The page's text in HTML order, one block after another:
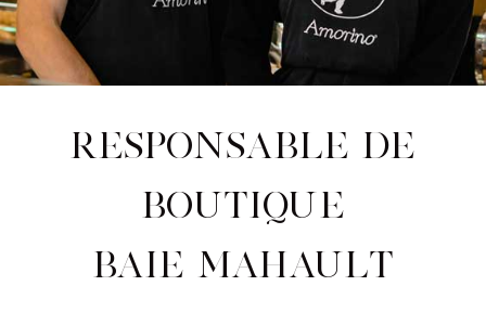
Responsable de
Boutique
Baie Mahault